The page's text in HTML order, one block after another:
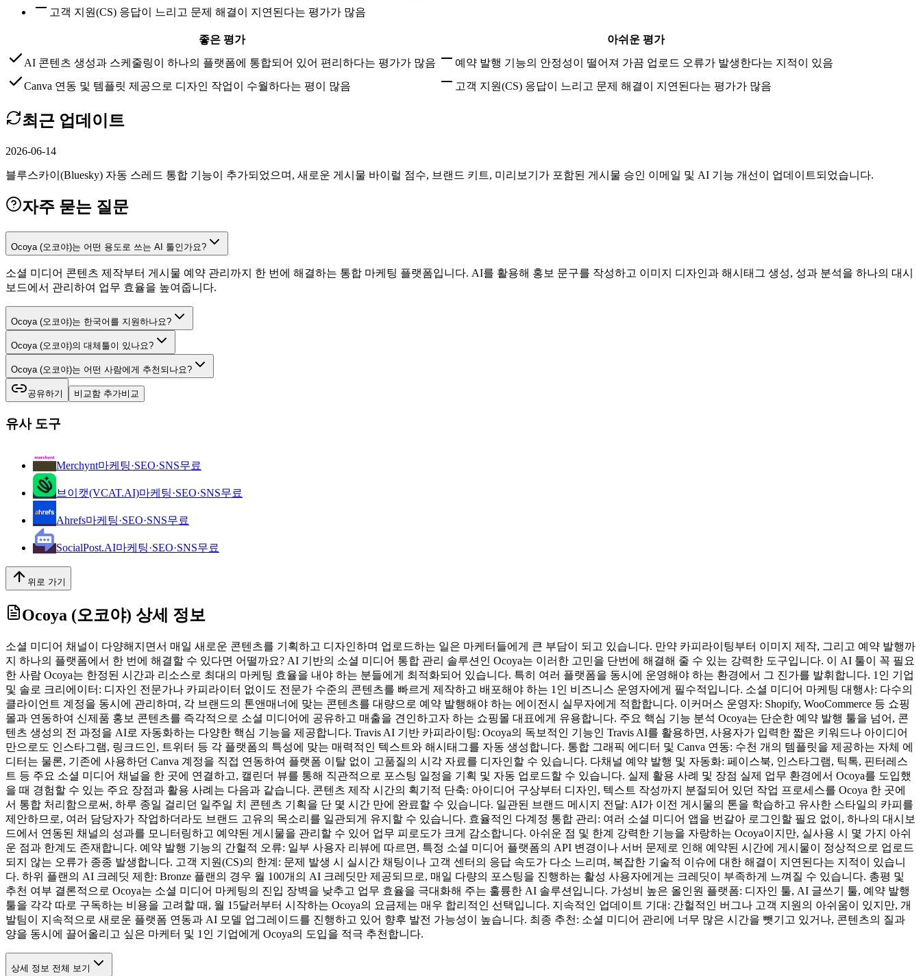
고객 지원(CS) 응답이 느리고 문제 해결이 지연된다는 평가가 많음
좋은 평가
아쉬운 평가
AI 콘텐츠 생성과 스케줄링이 하나의 플랫폼에 통합되어 있어 편리하다는 평가가 많음
예약 발행 기능의 안정성이 떨어져 가끔 업로드 오류가 발생한다는 지적이 있음
Canva 연동 및 템플릿 제공으로 디자인 작업이 수월하다는 평이 많음
고객 지원(CS) 응답이 느리고 문제 해결이 지연된다는 평가가 많음
최근 업데이트
2026-06-14
블루스카이(Bluesky) 자동 스레드 통합 기능이 추가되었으며, 새로운 게시물 바이럴 점수, 브랜드 키트, 미리보기가 포함된 게시물 승인 이메일 및 AI 기능 개선이 업데이트되었습니다.
자주 묻는 질문
Ocoya (오코야)는 어떤 용도로 쓰는 AI 툴인가요?
소셜 미디어 콘텐츠 제작부터 게시물 예약 관리까지 한 번에 해결하는 통합 마케팅 플랫폼입니다. AI를 활용해 홍보 문구를 작성하고 이미지 디자인과 해시태그 생성, 성과 분석을 하나의 대시
보드에서 관리하여 업무 효율을 높여줍니다.
Ocoya (오코야)는 한국어를 지원하나요?
Ocoya (오코야)의 대체툴이 있나요?
Ocoya (오코야)는 어떤 사람에게 추천되나요?
공유하기 비교함 추가비교
유사 도구
Merchynt마케팅·SEO·SNS무료
브이캣(VCAT.AI)마케팅·SEO·SNS무료
Ahrefs마케팅·SEO·SNS무료
SocialPost.AI마케팅·SEO·SNS무료
위로 가기
Ocoya (오코야) 상세 정보
소셜 미디어 채널이 다양해지면서 매일 새로운 콘텐츠를 기획하고 디자인하며 업로드하는 일은 마케터들에게 큰 부담이 되고 있습니다. 만약 카피라이팅부터 이미지 제작, 그리고 예약 발행까
지 하나의 플랫폼에서 한 번에 해결할 수 있다면 어떨까요? AI 기반의 소셜 미디어 통합 관리 솔루션인 Ocoya는 이러한 고민을 단번에 해결해 줄 수 있는 강력한 도구입니다. 이 AI 툴이 꼭 필요
한 사람 Ocoya는 한정된 시간과 리소스로 최대의 마케팅 효율을 내야 하는 분들에게 최적화되어 있습니다. 특히 여러 플랫폼을 동시에 운영해야 하는 환경에서 그 진가를 발휘합니다. 1인 기업
및 솔로 크리에이터: 디자인 전문가나 카피라이터 없이도 전문가 수준의 콘텐츠를 빠르게 제작하고 배포해야 하는 1인 비즈니스 운영자에게 필수적입니다. 소셜 미디어 마케팅 대행사: 다수의
클라이언트 계정을 동시에 관리하며, 각 브랜드의 톤앤매너에 맞는 콘텐츠를 대량으로 예약 발행해야 하는 에이전시 실무자에게 적합합니다. 이커머스 운영자: Shopify, WooCommerce 등 쇼핑
몰과 연동하여 신제품 홍보 콘텐츠를 즉각적으로 소셜 미디어에 공유하고 매출을 견인하고자 하는 쇼핑몰 대표에게 유용합니다. 주요 핵심 기능 분석 Ocoya는 단순한 예약 발행 툴을 넘어, 콘
텐츠 생성의 전 과정을 AI로 자동화하는 다양한 핵심 기능을 제공합니다. Travis AI 기반 카피라이팅: Ocoya의 독보적인 기능인 Travis AI를 활용하면, 사용자가 입력한 짧은 키워드나 아이디어
만으로도 인스타그램, 링크드인, 트위터 등 각 플랫폼의 특성에 맞는 매력적인 텍스트와 해시태그를 자동 생성합니다. 통합 그래픽 에디터 및 Canva 연동: 수천 개의 템플릿을 제공하는 자체 에
디터는 물론, 기존에 사용하던 Canva 계정을 직접 연동하여 플랫폼 이탈 없이 고품질의 시각 자료를 디자인할 수 있습니다. 다채널 예약 발행 및 자동화: 페이스북, 인스타그램, 틱톡, 핀터레스
트 등 주요 소셜 미디어 채널을 한 곳에 연결하고, 캘린더 뷰를 통해 직관적으로 포스팅 일정을 기획 및 자동 업로드할 수 있습니다. 실제 활용 사례 및 장점 실제 업무 환경에서 Ocoya를 도입했
을 때 경험할 수 있는 주요 장점과 활용 사례는 다음과 같습니다. 콘텐츠 제작 시간의 획기적 단축: 아이디어 구상부터 디자인, 텍스트 작성까지 분절되어 있던 작업 프로세스를 Ocoya 한 곳에
서 통합 처리함으로써, 하루 종일 걸리던 일주일 치 콘텐츠 기획을 단 몇 시간 만에 완료할 수 있습니다. 일관된 브랜드 메시지 전달: AI가 이전 게시물의 톤을 학습하고 유사한 스타일의 카피를
제안하므로, 여러 담당자가 작업하더라도 브랜드 고유의 목소리를 일관되게 유지할 수 있습니다. 효율적인 다계정 통합 관리: 여러 소셜 미디어 앱을 번갈아 로그인할 필요 없이, 하나의 대시보
드에서 연동된 채널의 성과를 모니터링하고 예약된 게시물을 관리할 수 있어 업무 피로도가 크게 감소합니다. 아쉬운 점 및 한계 강력한 기능을 자랑하는 Ocoya이지만, 실사용 시 몇 가지 아쉬
운 점과 한계도 존재합니다. 예약 발행 기능의 간헐적 오류: 일부 사용자 리뷰에 따르면, 특정 소셜 미디어 플랫폼의 API 변경이나 서버 문제로 인해 예약된 시간에 게시물이 정상적으로 업로드
되지 않는 오류가 종종 발생합니다. 고객 지원(CS)의 한계: 문제 발생 시 실시간 채팅이나 고객 센터의 응답 속도가 다소 느리며, 복잡한 기술적 이슈에 대한 해결이 지연된다는 지적이 있습니
다. 하위 플랜의 AI 크레딧 제한: Bronze 플랜의 경우 월 100개의 AI 크레딧만 제공되므로, 매일 다량의 포스팅을 진행하는 활성 사용자에게는 크레딧이 부족하게 느껴질 수 있습니다. 총평 및
추천 여부 결론적으로 Ocoya는 소셜 미디어 마케팅의 진입 장벽을 낮추고 업무 효율을 극대화해 주는 훌륭한 AI 솔루션입니다. 가성비 높은 올인원 플랫폼: 디자인 툴, AI 글쓰기 툴, 예약 발행
툴을 각각 따로 구독하는 비용을 고려할 때, 월 15달러부터 시작하는 Ocoya의 요금제는 매우 합리적인 선택입니다. 지속적인 업데이트 기대: 간헐적인 버그나 고객 지원의 아쉬움이 있지만, 개
발팀이 지속적으로 새로운 플랫폼 연동과 AI 모델 업그레이드를 진행하고 있어 향후 발전 가능성이 높습니다. 최종 추천: 소셜 미디어 관리에 너무 많은 시간을 뺏기고 있거나, 콘텐츠의 질과
양을 동시에 끌어올리고 싶은 마케터 및 1인 기업에게 Ocoya의 도입을 적극 추천합니다.
상세 정보 전체 보기